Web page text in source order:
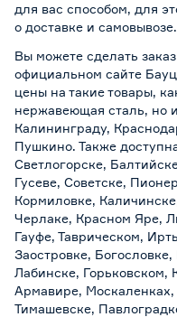
для вас способом, для
о доставке и самовывозе.
Вы можете сделать
официальном сайте
цены на такие товары,
нержавеющая сталь, но
Калининграду,
Пушкино. Также
Светлогорске,
Гусеве, Советске,
Кормиловке,
Черлаке, Красном Яре,
Гауфе, Таврическом,
Заостровке,
Лабинске,
Армавире,
Тимашевске,